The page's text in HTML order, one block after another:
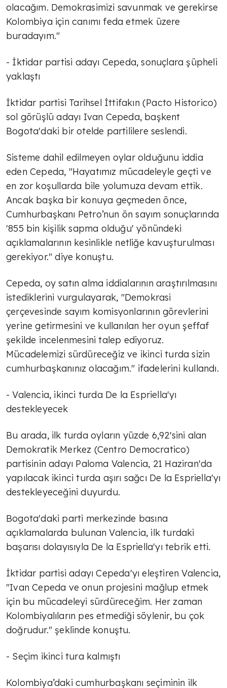
olacağım. Demokrasimizi savunmak ve gerekirse
Kolombiya için canımı feda etmek üzere
buradayım."
- İktidar partisi adayı Cepeda, sonuçlara şüpheli
yaklaştı
İktidar partisi Tarihsel İttifakın (Pacto Historico)
sol görüşlü adayı Ivan Cepeda, başkent
Bogota'daki bir otelde partililere seslendi.
Sisteme dahil edilmeyen oylar olduğunu iddia
eden Cepeda, "Hayatımız mücadeleyle geçti ve
en zor koşullarda bile yolumuza devam ettik.
Ancak başka bir konuya geçmeden önce,
Cumhurbaşkanı Petro’nun ön sayım sonuçlarında
'855 bin kişilik sapma olduğu' yönündeki
açıklamalarının kesinlikle netliğe kavuşturulması
gerekiyor." diye konuştu.
Cepeda, oy satın alma iddialarının araştırılmasını
istediklerini vurgulayarak, "Demokrasi
çerçevesinde sayım komisyonlarının görevlerini
yerine getirmesini ve kullanılan her oyun şeffaf
şekilde incelenmesini talep ediyoruz.
Mücadelemizi sürdüreceğiz ve ikinci turda sizin
cumhurbaşkanınız olacağım." ifadelerini kullandı.
- Valencia, ikinci turda De la Espriella'yı
destekleyecek
Bu arada, ilk turda oyların yüzde 6,92'sini alan
Demokratik Merkez (Centro Democratico)
partisinin adayı Paloma Valencia, 21 Haziran'da
yapılacak ikinci turda aşırı sağcı De la Espriella'yı
destekleyeceğini duyurdu.
Bogota'daki parti merkezinde basına
açıklamalarda bulunan Valencia, ilk turdaki
başarısı dolayısıyla De la Espriella'yı tebrik etti.
İktidar partisi adayı Cepeda'yı eleştiren Valencia,
"Ivan Cepeda ve onun projesini mağlup etmek
için bu mücadeleyi sürdüreceğim. Her zaman
Kolombiyalıların pes etmediği söylenir, bu çok
doğrudur." şeklinde konuştu.
- Seçim ikinci tura kalmıştı
Kolombiya’daki cumhurbaşkanı seçiminin ilk